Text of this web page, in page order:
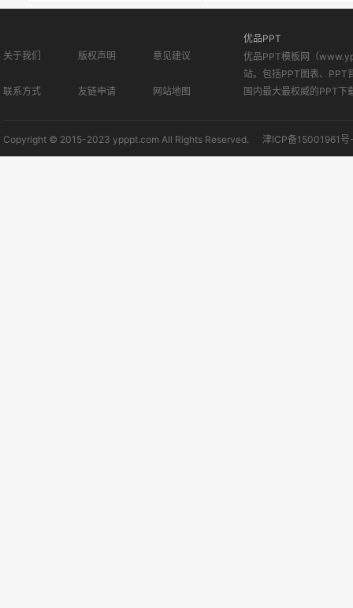
关于我们 版权声明 意见建议
联系方式 友链申请 网站地图
优品PPT
优品PPT模板网（
站。包括PPT图表、PPT
国内最大最权威的PPT下
Copyright © 2015-2023 ypppt.com All Rights Reserved. 津ICP备15001961号